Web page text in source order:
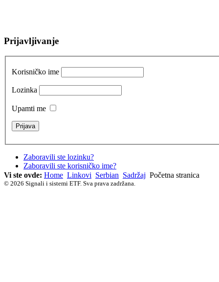
Prijavljivanje
Korisničko ime
Lozinka
Upamti me
Zaboravili ste lozinku?
Zaboravili ste korisničko ime?
Vi ste ovde: Home Linkovi Serbian Sadržaj Početna stranica
© 2026 Signali i sistemi ETF. Sva prava zadržana.